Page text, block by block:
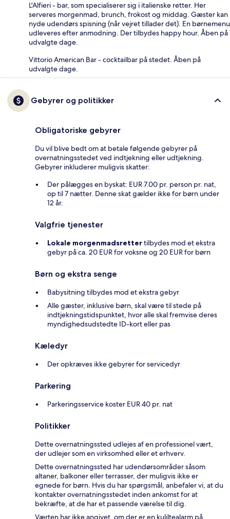
L'Alfieri - bar, som specialiserer sig i italienske retter. Her
serveres morgenmad, brunch, frokost og middag. Gæster kan
nyde udendørs spisning (når vejret tillader det). En børnemenu
udleveres efter anmodning. Der tilbydes happy hour. Åben på
udvalgte dage.
Vittorio American Bar - cocktailbar på stedet. Åben på
udvalgte dage.
Gebyrer og politikker
Obligatoriske gebyrer
Du vil blive bedt om at betale følgende gebyrer på
overnatningsstedet ved indtjekning eller udtjekning.
Gebyrer inkluderer muligvis skatter:
Der pålægges en byskat: EUR 7.00 pr. person pr. nat,
op til 7 nætter. Denne skat gælder ikke for børn under
12 år.
Valgfrie tjenester
Lokale morgenmadsrettertilbydes mod et ekstra
gebyr på ca. 20 EUR for voksne og 20 EUR for børn
Børn og ekstra senge
Babysitning tilbydes mod et ekstra gebyr
Alle gæster, inklusive børn, skal være til stede på
indtjekningstidspunktet, hvor alle skal fremvise deres
myndighedsudstedte ID-kort eller pas
Kæledyr
Der opkræves ikke gebyrer for servicedyr
Parkering
Parkeringsservice koster EUR 40 pr. nat
Politikker
Dette overnatningssted udlejes af en professionel vært,
der udlejer som en virksomhed eller et erhverv.
Dette overnatningssted har udendørsområder såsom
altaner, balkoner eller terrasser, der muligvis ikke er
egnede for børn. Hvis du har spørgsmål, anbefaler vi, at du
kontakter overnatningsstedet inden ankomst for at
bekræfte, at de har et passende værelse til dig.
Værten har ikke angivet, om der er en kuliltealarm på